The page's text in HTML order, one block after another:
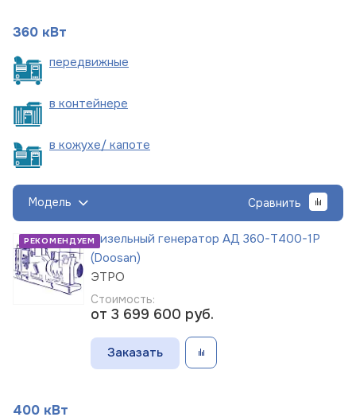
360 кВт
передвижные
в контейнере
в кожухе/ капоте
Модель Сравнить
РЕКОМЕНДУЕМДизельный генератор АД 360-Т400-1Р
(Doosan)
ЭТРО
Стоимость:
от 3 699 600 руб.
Заказать
400 кВт